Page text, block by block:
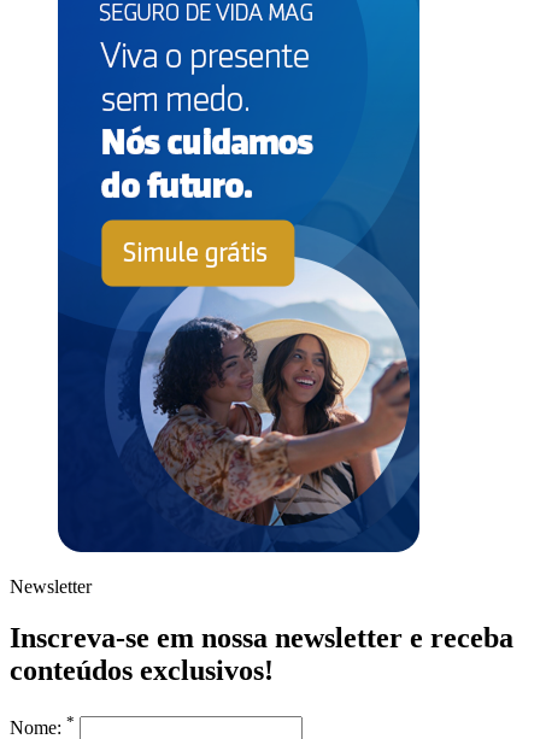
Newsletter
Inscreva-se em nossa newsletter e receba
conteúdos exclusivos!
Nome: *